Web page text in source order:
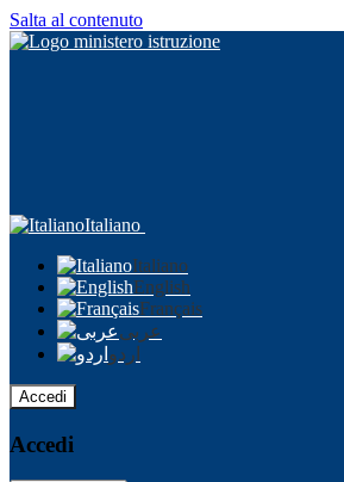
Salta al contenuto
Italiano
Italiano
English
Français
عربى
اردو
Accedi
Accedi